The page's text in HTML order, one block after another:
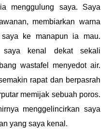
menggulung saya. Saya
membiarkan warna
ke manapun ia mau.
saya kenal dekat sekali
wastafel menyedot air.
rapat dan berpasrah
memijak sebuah poros.
menggelincirkan saya
yang saya kenal.